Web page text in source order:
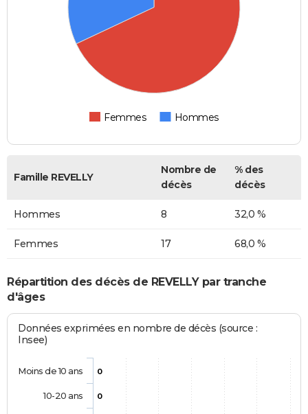
Femmes Hommes
Famille REVELLY
Nombre de
décès
% des
décès
Hommes 8 32,0 %
Femmes 17 68,0 %
Répartition des décès de REVELLY par tranche
d'âges
Données exprimées en nombre de décès (source :
Insee)
0
0
Moins de 10 ans
10-20 ans